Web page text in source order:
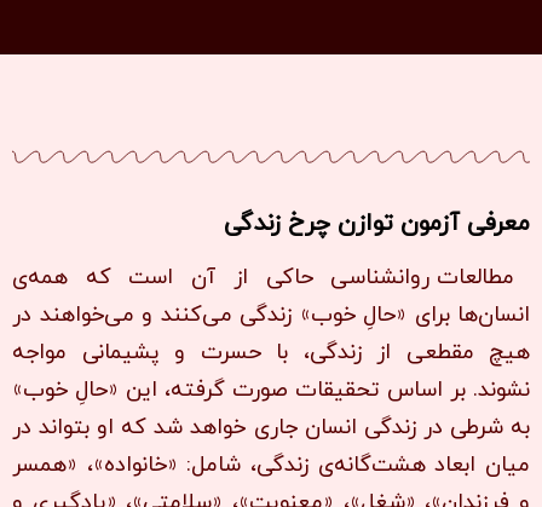
معرفی آزمون توازن چرخ زندگی
مطالعات روانشناسی حاکی از آن است که همه‌ی
انسان‌ها برای «حالِ خوب» زندگی می‌کنند و می‌خواهند در
هیچ مقطعی از زندگی، با حسرت و پشیمانی مواجه
نشوند. بر اساس تحقیقات صورت گرفته، این «حالِ خوب»
به شرطی در زندگی انسان جاری خواهد شد که او بتواند در
میان ابعاد هشت‌گانه‌ی زندگی‌، شامل: «خانواده»، «همسر